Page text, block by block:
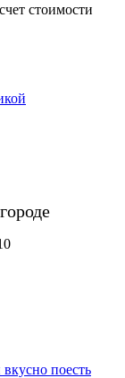
стоимости
поесть